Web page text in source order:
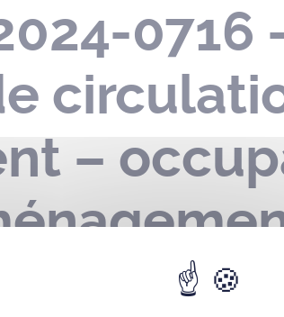
–
le 06